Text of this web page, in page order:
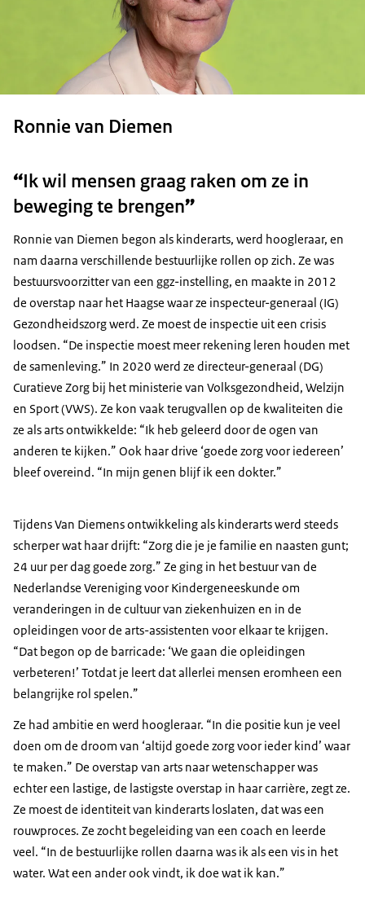
Ronnie van Diemen
“Ik wil mensen graag raken om ze in
beweging te brengen”
Ronnie van Diemen begon als kinderarts, werd hoogleraar, en
nam daarna verschillende bestuurlijke rollen op zich. Ze was
bestuursvoorzitter van een ggz-instelling, en maakte in 2012
de overstap naar het Haagse waar ze inspecteur-generaal (IG)
Gezondheidszorg werd. Ze moest de inspectie uit een crisis
loodsen. “De inspectie moest meer rekening leren houden met
de samenleving.” In 2020 werd ze directeur-generaal (DG)
Curatieve Zorg bij het ministerie van Volksgezondheid, Welzijn
en Sport (VWS). Ze kon vaak terugvallen op de kwaliteiten die
ze als arts ontwikkelde: “Ik heb geleerd door de ogen van
anderen te kijken.” Ook haar drive ‘goede zorg voor iedereen’
bleef overeind. “In mijn genen blijf ik een dokter.”
Tijdens Van Diemens ontwikkeling als kinderarts werd steeds
scherper wat haar drijft: “Zorg die je je familie en naasten gunt;
24 uur per dag goede zorg.” Ze ging in het bestuur van de
Nederlandse Vereniging voor Kindergeneeskunde om
veranderingen in de cultuur van ziekenhuizen en in de
opleidingen voor de arts-assistenten voor elkaar te krijgen.
“Dat begon op de barricade: ‘We gaan die opleidingen
verbeteren!’ Totdat je leert dat allerlei mensen eromheen een
belangrijke rol spelen.”
Ze had ambitie en werd hoogleraar. “In die positie kun je veel
doen om de droom van ‘altijd goede zorg voor ieder kind’ waar
te maken.” De overstap van arts naar wetenschapper was
echter een lastige, de lastigste overstap in haar carrière, zegt ze.
Ze moest de identiteit van kinderarts loslaten, dat was een
rouwproces. Ze zocht begeleiding van een coach en leerde
veel. “In de bestuurlijke rollen daarna was ik als een vis in het
water. Wat een ander ook vindt, ik doe wat ik kan.”